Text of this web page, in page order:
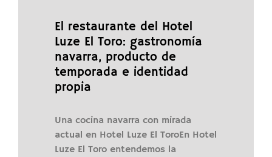
El restaurante del Hotel
Luze El Toro: gastronomía
navarra, producto de
temporada e identidad
propia
Una cocina navarra con mirada
actual en Hotel Luze El ToroEn Hotel
Luze El Toro entendemos la